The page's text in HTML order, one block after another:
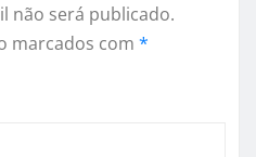
não será publicado.
marcados com *